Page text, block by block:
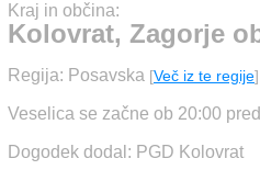
Kraj in občina:
Kolovrat, Zagorje
Regija: Posavska [Več iz te regije]
Veselica se začne ob 20:00
Dogodek dodal: PGD Kolovrat